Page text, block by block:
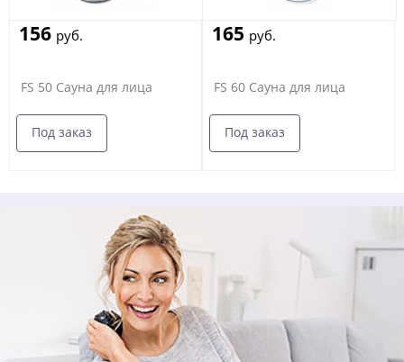
156 руб.
FS 50 Сауна для лица
Под заказ
165 руб.
FS 60 Сауна для лица
Под заказ